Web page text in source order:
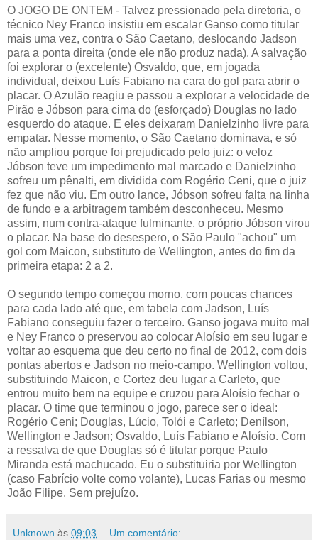
O JOGO DE ONTEM - Talvez pressionado pela diretoria, o
técnico Ney Franco insistiu em escalar Ganso como titular
mais uma vez, contra o São Caetano, deslocando Jadson
para a ponta direita (onde ele não produz nada). A salvação
foi explorar o (excelente) Osvaldo, que, em jogada
individual, deixou Luís Fabiano na cara do gol para abrir o
placar. O Azulão reagiu e passou a explorar a velocidade de
Pirão e Jóbson para cima do (esforçado) Douglas no lado
esquerdo do ataque. E eles deixaram Danielzinho livre para
empatar. Nesse momento, o São Caetano dominava, e só
não ampliou porque foi prejudicado pelo juiz: o veloz
Jóbson teve um impedimento mal marcado e Danielzinho
sofreu um pênalti, em dividida com Rogério Ceni, que o juiz
fez que não viu. Em outro lance, Jóbson sofreu falta na linha
de fundo e a arbitragem também desconheceu. Mesmo
assim, num contra-ataque fulminante, o próprio Jóbson virou
o placar. Na base do desespero, o São Paulo "achou" um
gol com Maicon, substituto de Wellington, antes do fim da
primeira etapa: 2 a 2.
O segundo tempo começou morno, com poucas chances
para cada lado até que, em tabela com Jadson, Luís
Fabiano conseguiu fazer o terceiro. Ganso jogava muito mal
e Ney Franco o preservou ao colocar Aloísio em seu lugar e
voltar ao esquema que deu certo no final de 2012, com dois
pontas abertos e Jadson no meio-campo. Wellington voltou,
substituindo Maicon, e Cortez deu lugar a Carleto, que
entrou muito bem na equipe e cruzou para Aloísio fechar o
placar. O time que terminou o jogo, parece ser o ideal:
Rogério Ceni; Douglas, Lúcio, Tolói e Carleto; Denílson,
Wellington e Jadson; Osvaldo, Luís Fabiano e Aloísio. Com
a ressalva de que Douglas só é titular porque Paulo
Miranda está machucado. Eu o substituiria por Wellington
(caso Fabrício volte como volante), Lucas Farias ou mesmo
João Filipe. Sem prejuízo.
Unknown às 09:03 Um comentário: